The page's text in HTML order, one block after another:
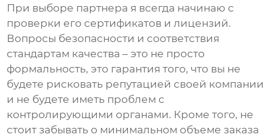
При выборе партнера я всегда начинаю с
проверки его сертификатов и лицензий.
Вопросы безопасности и соответствия
стандартам качества – это не просто
формальность, это гарантия того, что вы не
будете рисковать репутацией своей компании
и не будете иметь проблем с
контролирующими органами. Кроме того, не
стоит забывать о минимальном объеме заказа